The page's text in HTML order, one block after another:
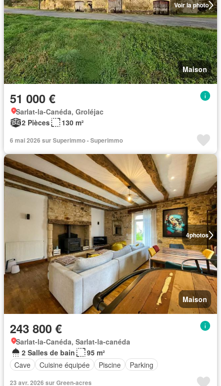
Voir la photo
Maison
51 000 €
Sarlat-la-Canéda, Groléjac
2 Pièces
130 m²
6 mai 2026 sur Superimmo - Superimmo
4photos
Maison
243 800 €
Sarlat-la-Canéda, Sarlat-la-canéda
2 Salles de bain
95 m²
Cave
Cuisine équipée Piscine Parking
23 avr. 2026 sur Green-acres